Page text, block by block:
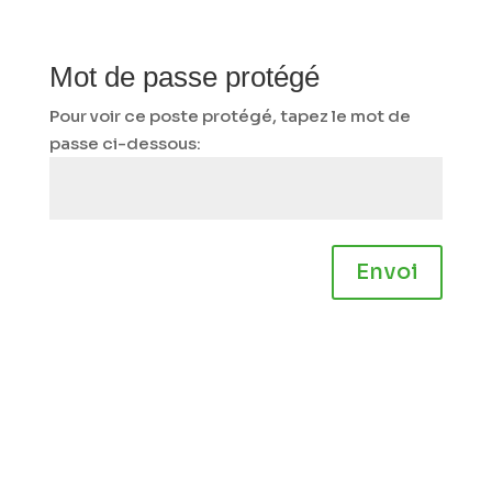
Mot de passe protégé
Pour voir ce poste protégé, tapez le mot de
passe ci-dessous:
Envoi